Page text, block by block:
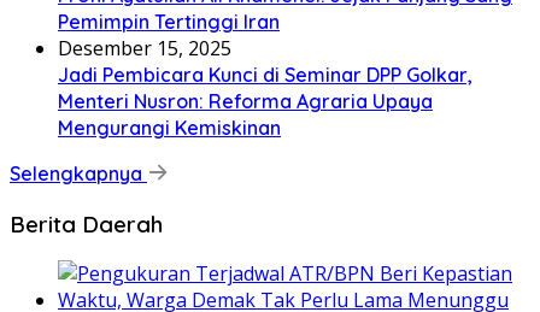
Pemimpin Tertinggi Iran
Desember 15, 2025
Jadi Pembicara Kunci di Seminar DPP Golkar,
Menteri Nusron: Reforma Agraria Upaya
Mengurangi Kemiskinan
Selengkapnya
Berita Daerah